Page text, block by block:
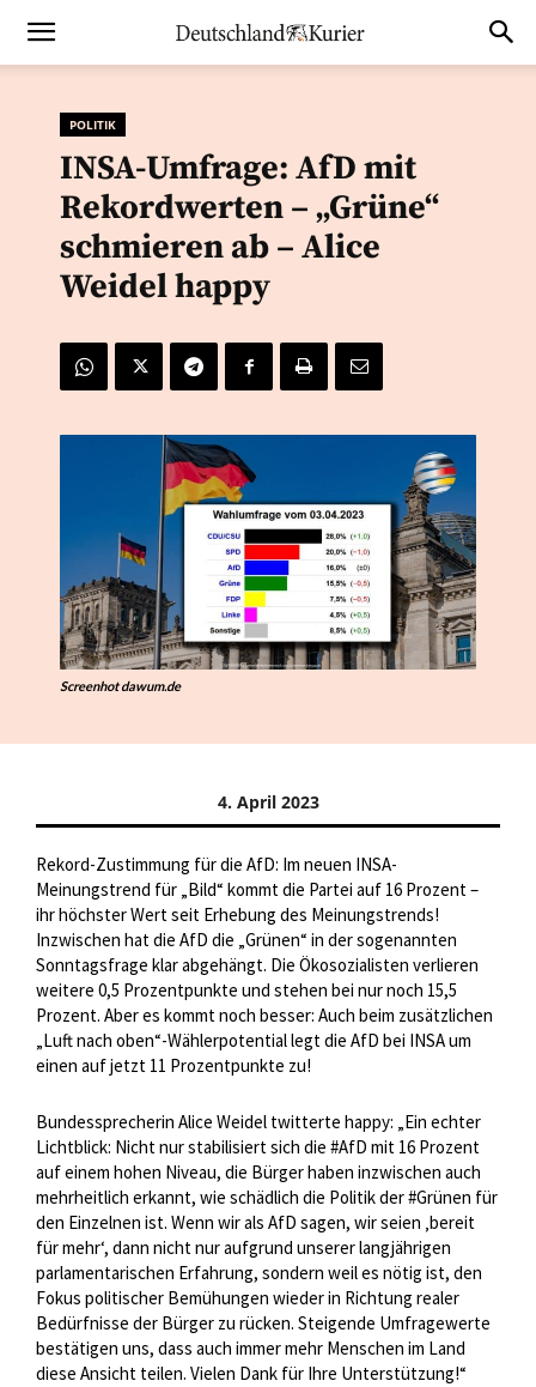
POLITIK
INSA-Umfrage: AfD mit
Rekordwerten – „Grüne“
schmieren ab – Alice
Weidel happy
Screenhot dawum.de
4. April 2023
Rekord-Zustimmung für die AfD: Im neuen INSA-
Meinungstrend für „Bild“ kommt die Partei auf 16 Prozent –
ihr höchster Wert seit Erhebung des Meinungstrends!
Inzwischen hat die AfD die „Grünen“ in der sogenannten
Sonntagsfrage klar abgehängt. Die Ökosozialisten verlieren
weitere 0,5 Prozentpunkte und stehen bei nur noch 15,5
Prozent. Aber es kommt noch besser: Auch beim zusätzlichen
„Luft nach oben“-Wählerpotential legt die AfD bei INSA um
einen auf jetzt 11 Prozentpunkte zu!
Bundessprecherin Alice Weidel twitterte happy: „Ein echter
Lichtblick: Nicht nur stabilisiert sich die #AfD mit 16 Prozent
auf einem hohen Niveau, die Bürger haben inzwischen auch
mehrheitlich erkannt, wie schädlich die Politik der #Grünen für
den Einzelnen ist. Wenn wir als AfD sagen, wir seien ‚bereit
für mehr‘, dann nicht nur aufgrund unserer langjährigen
parlamentarischen Erfahrung, sondern weil es nötig ist, den
Fokus politischer Bemühungen wieder in Richtung realer
Bedürfnisse der Bürger zu rücken. Steigende Umfragewerte
bestätigen uns, dass auch immer mehr Menschen im Land
diese Ansicht teilen. Vielen Dank für Ihre Unterstützung!“